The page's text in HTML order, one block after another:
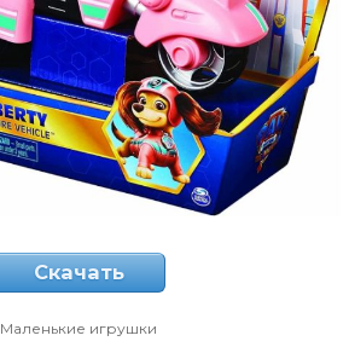
Скачать
Маленькие игрушки